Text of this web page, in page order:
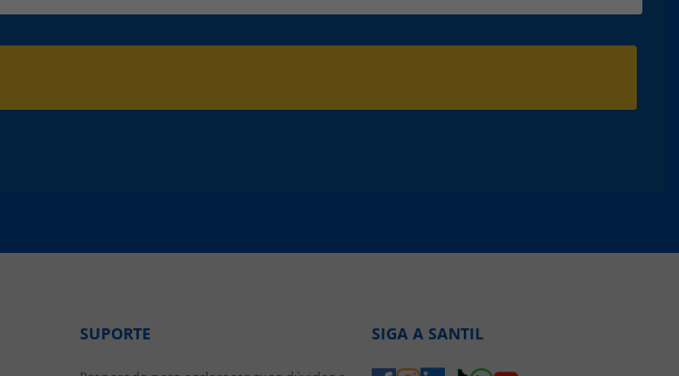
SUPORTE SIGA A SANTIL